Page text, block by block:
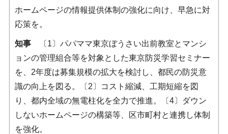
ホームページの情報提供体制の強化に向け、早急に対
応策を。
知事〔1〕パパママ東京ぼうさい出前教室とマンシ
ョンの管理組合等を対象とした東京防災学習セミナー
を、2年度は募集規模の拡大を検討し、都民の防災意
識の向上を図る。〔2〕コスト縮減、工期短縮を図
り、都内全域の無電柱化を全力で推進。〔4〕ダウン
しないホームページの構築等、区市町村と連携し体制
を強化。